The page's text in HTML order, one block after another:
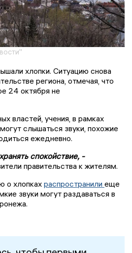
хлопки. Ситуацию снова
региона, отмечая, что
24 октября не
властей, учения, в рамках
слышаться звуки, похожие
ежедневно.
спокойствие, -
правительства к жителям.
о хлопках распространили еще
звуки могут раздаваться в